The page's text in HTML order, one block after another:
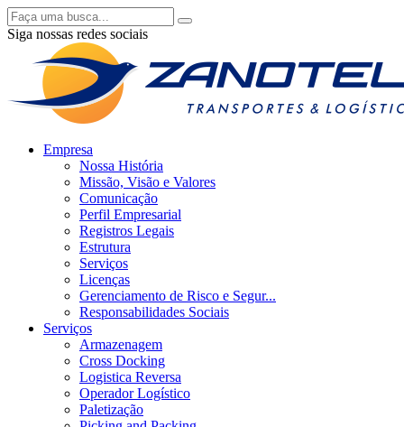
Siga nossas redes sociais
Empresa
Nossa História
Missão, Visão e Valores
Comunicação
Perfil Empresarial
Registros Legais
Estrutura
Serviços
Licenças
Gerenciamento de Risco e Segur...
Responsabilidades Sociais
Serviços
Armazenagem
Cross Docking
Logistica Reversa
Operador Logístico
Paletização